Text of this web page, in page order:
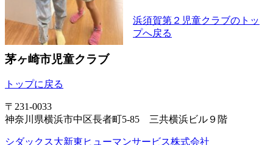
浜須賀第２児童クラブのトッ
プへ戻る
茅ヶ崎市児童クラブ
トップに戻る
〒231-0033
神奈川県横浜市中区長者町5-85 三共横浜ビル９階
シダックス大新東ヒューマンサービス株式会社